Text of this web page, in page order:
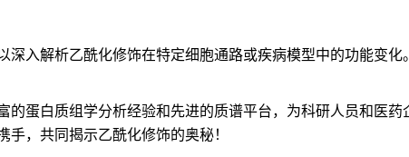
深入解析乙酰化修饰在特定细胞通路或疾病模型中的功能变化。
的蛋白质组学分析经验和先进的质谱平台，为科研人员和医药
手，共同揭示乙酰化修饰的奥秘！